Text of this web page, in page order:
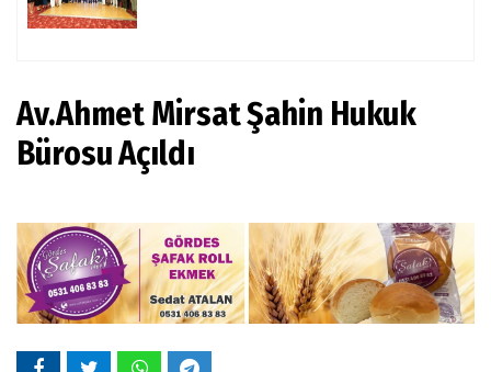
Av.Ahmet Mirsat Şahin Hukuk
Bürosu Açıldı